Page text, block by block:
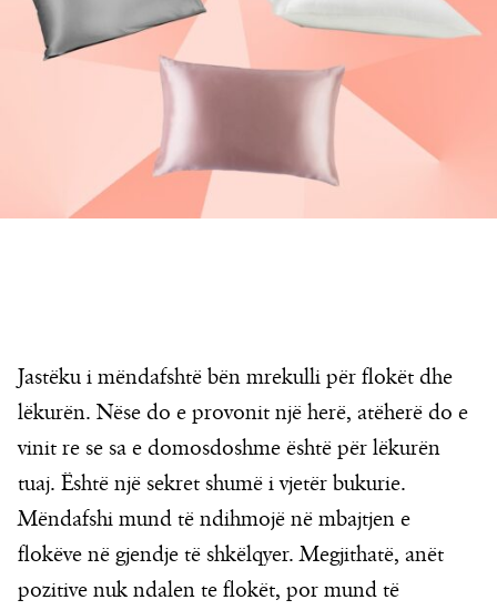
Jastëku i mëndafshtë bën mrekulli për flokët dhe
lëkurën. Nëse do e provonit një herë, atëherë do e
vinit re se sa e domosdoshme është për lëkurën
tuaj. Është një sekret shumë i vjetër bukurie.
Mëndafshi mund të ndihmojë në mbajtjen e
flokëve në gjendje të shkëlqyer. Megjithatë, anët
pozitive nuk ndalen te flokët, por mund të